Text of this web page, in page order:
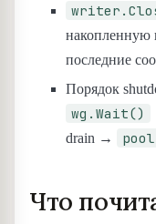
накопленную
последние
Порядок
wg.Wait()
drain →
Что